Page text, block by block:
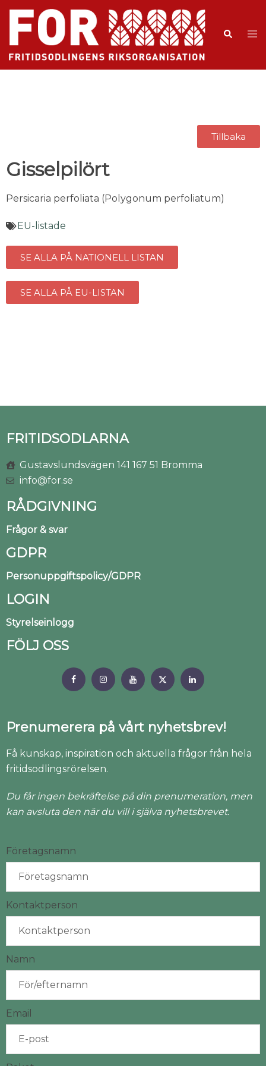
Tillbaka
Gisselpilört
Persicaria perfoliata (Polygonum perfoliatum)
EU-listade
SE ALLA PÅ NATIONELL LISTAN
SE ALLA PÅ EU-LISTAN
FRITIDSODLARNA
Gustavslundsvägen 141 167 51 Bromma
info@for.se
RÅDGIVNING
Frågor & svar
GDPR
Personuppgiftspolicy/GDPR
LOGIN
Styrelseinlogg
FÖLJ OSS
Prenumerera på vårt nyhetsbrev!
Få kunskap, inspiration och aktuella frågor från hela
fritidsodlingsrörelsen.
Du får ingen bekräftelse på din prenumeration, men
kan avsluta den när du vill i själva nyhetsbrevet.
Företagsnamn
Kontaktperson
Namn
Email